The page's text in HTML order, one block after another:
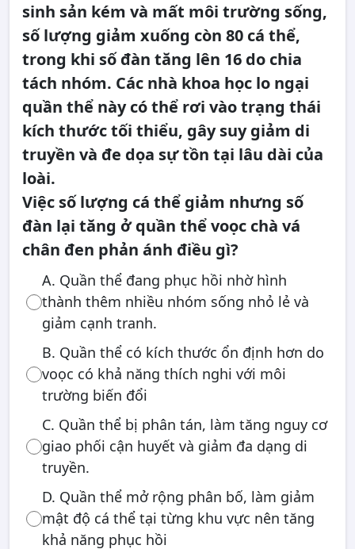
sinh sản kém và mất môi trường sống,
số lượng giảm xuống còn 80 cá thể,
trong khi số đàn tăng lên 16 do chia
tách nhóm. Các nhà khoa học lo ngại
quần thể này có thể rơi vào trạng thái
kích thước tối thiểu, gây suy giảm di
truyền và đe dọa sự tồn tại lâu dài của
loài.
Việc số lượng cá thể giảm nhưng số
đàn lại tăng ở quần thể voọc chà vá
chân đen phản ánh điều gì?
A. Quần thể đang phục hồi nhờ hình
thành thêm nhiều nhóm sống nhỏ lẻ và
giảm cạnh tranh.
B. Quần thể có kích thước ổn định hơn do
voọc có khả năng thích nghi với môi
trường biến đổi
C. Quần thể bị phân tán, làm tăng nguy cơ
giao phối cận huyết và giảm đa dạng di
truyền.
D. Quần thể mở rộng phân bố, làm giảm
mật độ cá thể tại từng khu vực nên tăng
khả năng phục hồi